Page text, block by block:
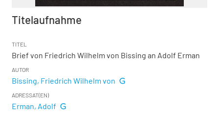
Titelaufnahme
TITEL
Brief von Friedrich Wilhelm von Bissing an Adolf Erman
AUTOR
Bissing, Friedrich Wilhelm von
ADRESSAT(EN)
Erman, Adolf